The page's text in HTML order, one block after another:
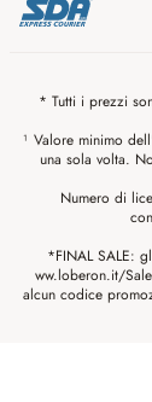
* Tutti i prezzi
¹ Valore minimo
una sola volta.
Numero di
*FINAL SALE:
ww.loberon.it/
alcun codice